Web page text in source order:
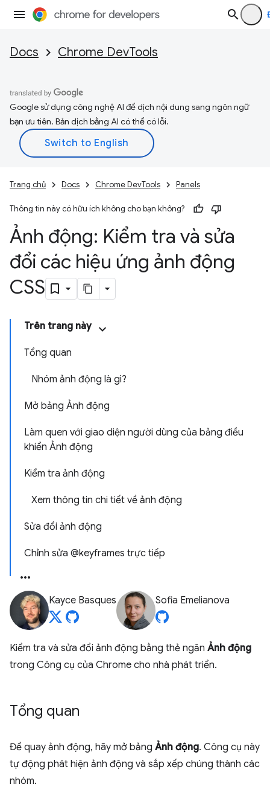
Docs Chrome DevTools
Google sử dụng công nghệ AI để dịch nội dung sang ngôn ngữ
bạn ưu tiên. Bản dịch bằng AI có thể có lỗi.
Trang chủ Docs Chrome DevTools Panels
Thông tin này có hữu ích không cho bạn không?
Ảnh động: Kiểm tra và sửa
đổi các hiệu ứng ảnh động
CSS
Trên trang này
Tổng quan
Nhóm ảnh động là gì?
Mở bảng Ảnh động
Làm quen với giao diện người dùng của bảng điều
khiển Ảnh động
Kiểm tra ảnh động
Xem thông tin chi tiết về ảnh động
Sửa đổi ảnh động
Chỉnh sửa @keyframes trực tiếp
Kayce Basques Sofia Emelianova
Kiểm tra và sửa đổi ảnh động bằng thẻ ngăn Ảnh động
trong Công cụ của Chrome cho nhà phát triển.
Tổng quan
Để quay ảnh động, hãy mở bảng Ảnh động. Công cụ này
tự động phát hiện ảnh động và sắp xếp chúng thành các
nhóm.